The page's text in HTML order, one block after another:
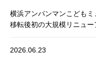
横浜アンパンマンこども
移転後初の大規模リニュー
2026.06.23